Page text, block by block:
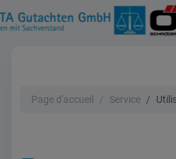
Page d'accueil Service